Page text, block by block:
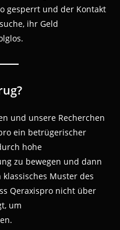
gesperrt und der Kontakt
ihr Geld
und unsere Recherchen
ein betrügerischer
hohe
zu bewegen und dann
Muster des
Qeraxispro nicht über
um